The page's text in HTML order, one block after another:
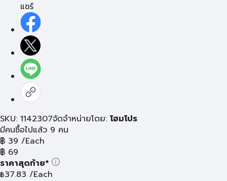
แชร์
SKU: 1142307จัดจำหน่ายโดย: โฮมโปร
มีคนซื้อไปแล้ว 9 คน
฿ 39 /Each
฿ 69
ราคาสุดท้าย*
฿37.83 /Each